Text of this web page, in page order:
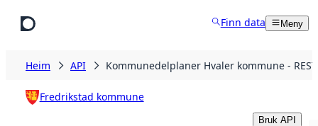
Finn data Meny
Heim API Kommunedelplaner Hvaler kommune -
Fredrikstad kommune
Bruk API